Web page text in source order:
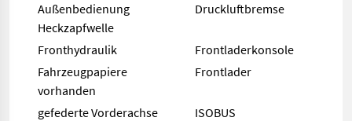
Außenbedienung
Heckzapfwelle
Druckluftbremse
Fronthydraulik
Frontladerkonsole
Fahrzeugpapiere
vorhanden
Frontlader
gefederte Vorderachse
ISOBUS